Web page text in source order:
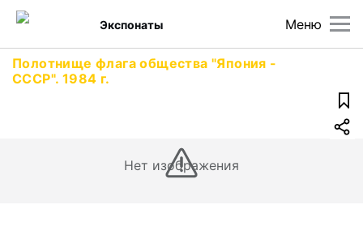
Меню
Экспонаты
Полотнище флага общества "Япония -
СССР". 1984 г.
Нет изображения